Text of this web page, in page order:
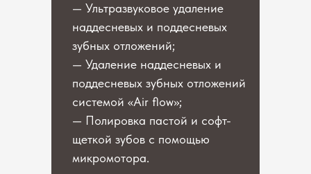
— Ультразвуковое удаление
наддесневых и поддесневых
зубных отложений;
— Удаление наддесневых и
поддесневых зубных отложений
системой «Air flow»;
— Полировка пастой и софт-
щеткой зубов с помощью
микромотора.